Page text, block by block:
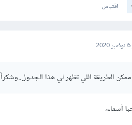
اقتباس
6 نوفمبر 2020
ممكن الطريقة اللي تظهر لي هذا الجدول..وشكراََ
أسماء،